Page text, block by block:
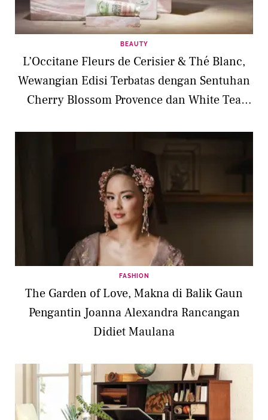
BEAUTY
L’Occitane Fleurs de Cerisier & Thé Blanc,
Wewangian Edisi Terbatas dengan Sentuhan
Cherry Blossom Provence dan White Tea
FASHION
The Garden of Love, Makna di Balik Gaun
Pengantin Joanna Alexandra Rancangan
Didiet Maulana